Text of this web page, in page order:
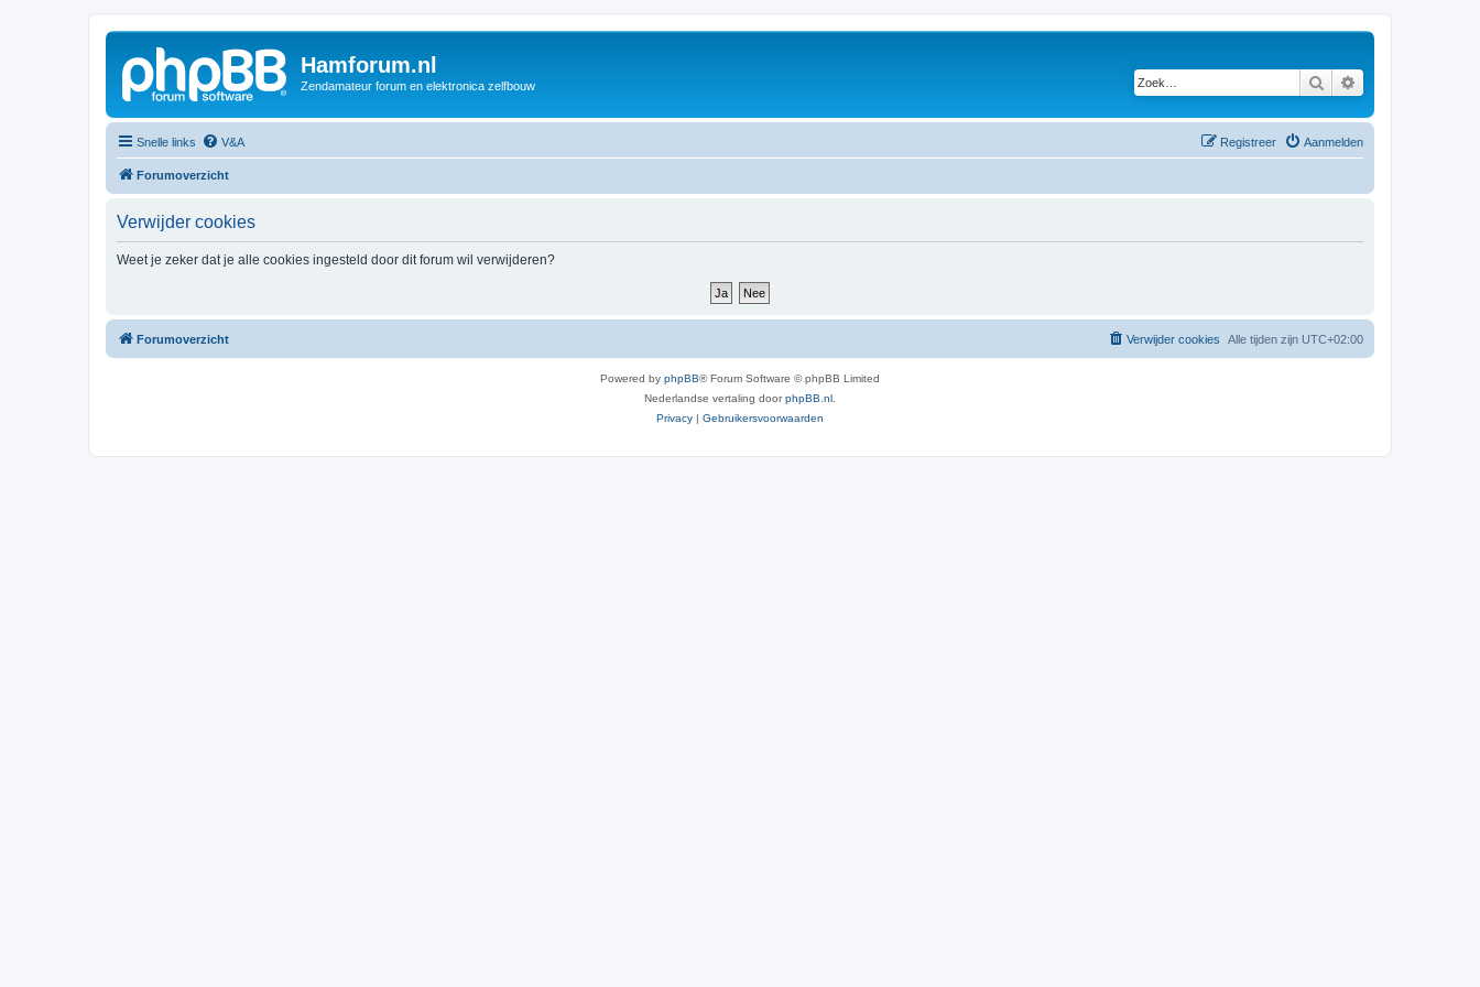
Hamforum.nl
Zendamateur forum en elektronica zelfbouw Zoek
Snelle links V&A Aanmelden
Registreer
Forumoverzicht
Verwijder cookies
Weet je zeker dat je alle cookies ingesteld door dit forum wil verwijderen?
Forumoverzicht Alle tijden zijn UTC+02:00
Verwijder cookies
Powered by phpBB® Forum Software © phpBB Limited
Nederlandse vertaling doorphpBB.nl
Privacy | Gebruikersvoorwaarden